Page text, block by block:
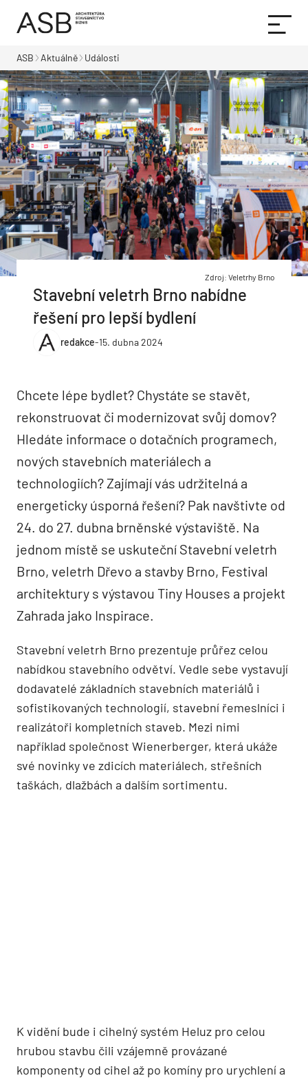
ASB Aktuálně Události
Zdroj: Veletrhy Brno
Stavební veletrh Brno nabídne
řešení pro lepší bydlení
redakce-15. dubna 2024
Chcete lépe bydlet? Chystáte se stavět,
rekonstruovat či modernizovat svůj domov?
Hledáte informace o dotačních programech,
nových stavebních materiálech a
technologiích? Zajímají vás udržitelná a
energeticky úsporná řešení? Pak navštivte od
24. do 27. dubna brněnské výstaviště. Na
jednom místě se uskuteční Stavební veletrh
Brno, veletrh Dřevo a stavby Brno, Festival
architektury s výstavou Tiny Houses a projekt
Zahrada jako Inspirace.
Stavební veletrh Brno prezentuje průřez celou
nabídkou stavebního odvětví. Vedle sebe vystavují
dodavatelé základních stavebních materiálů i
sofistikovaných technologií, stavební řemeslníci i
realizátoři kompletních staveb. Mezi nimi
například společnost Wienerberger, která ukáže
své novinky ve zdicích materiálech, střešních
taškách, dlažbách a dalším sortimentu.
K vidění bude i cihelný systém Heluz pro celou
hrubou stavbu čili vzájemně provázané
komponenty od cihel až po komíny pro urychlení a